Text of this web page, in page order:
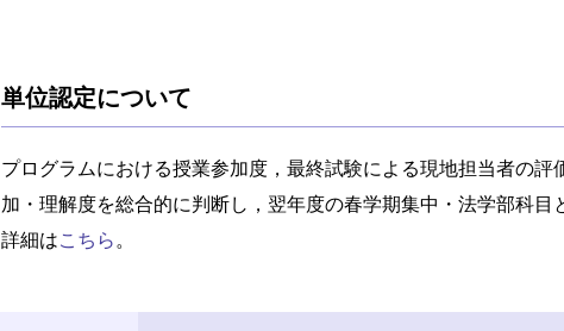
単位認定について
プログラムにおける授業参加度，最終試験による現地担当者の
加・理解度を総合的に判断し，翌年度の春学期集中・法学部科
詳細はこちら 。